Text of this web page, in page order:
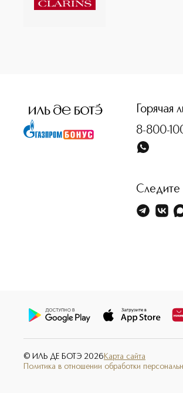
Горячая
8-800-
Следите
© ИЛЬ ДЕ БОТЭ 2026 Карта сайта
Политика в отношении обработки